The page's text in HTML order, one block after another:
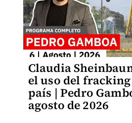
Claudia
el uso del
país | Pedro
agosto de 2026